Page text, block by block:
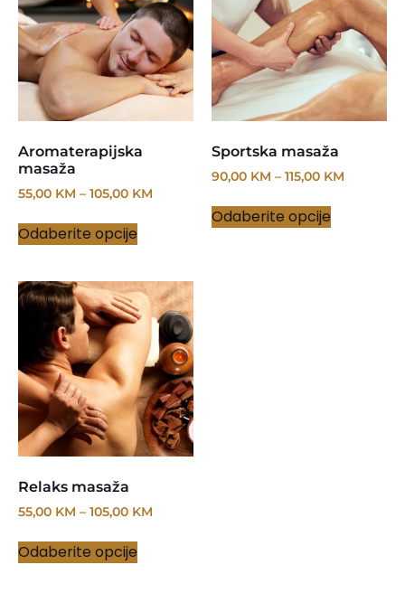
Aromaterapijska
masaža
55,00 KM – 105,00 KM
Odaberite opcije
Sportska masaža
90,00 KM – 115,00 KM
Odaberite opcije
Relaks masaža
55,00 KM – 105,00 KM
Odaberite opcije